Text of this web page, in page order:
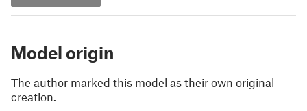
Model origin
The author marked this model as their own original
creation.